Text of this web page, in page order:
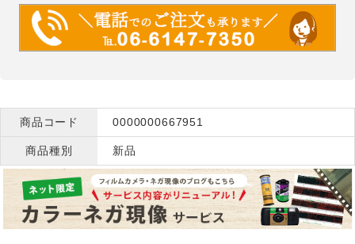
商品コード 0000000667951
商品種別 新品